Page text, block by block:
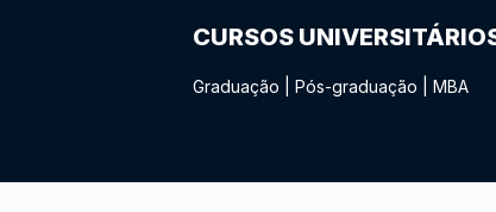
CURSOS
Graduação Pós-graduação MBA